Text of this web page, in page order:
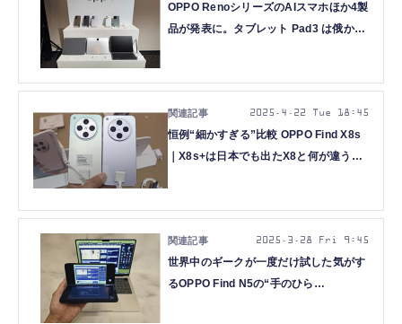
OPPO RenoシリーズのAIスマホほか4製
品が発表に。タブレット Pad3 は俄かブ
恒例“細かすぎる”比較 OPPO Find X8s
｜X8s+は日本でも出たX8と何が違うの
2025.4.22 Tue 18:45
世界中のギークが一度だけ試した気がす
るOPPO Find N5の“手のひら
2025.3.28 Fri 9:45